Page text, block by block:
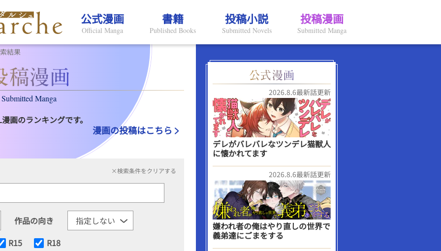
公式漫画
Official Manga
書籍
Published Books
投稿小説
Submitted Novels
投稿漫画
Submitted Manga
結果
Submitted Manga
画のランキングです。
漫画の投稿はこちら
×検索条件をクリアする
作品の向き
R15
R18
2026.8.6最新話更新
デレがバレバレなツンデレ猫獣人
に懐かれてます
2026.8.6最新話更新
嫌われ者の俺はやり直しの世界で
義弟達にごまをする